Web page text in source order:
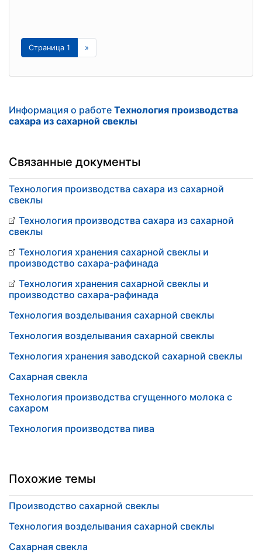
Страница 1 »
Информация о работе Технология производства
сахара из сахарной свеклы
Связанные документы
Технология производства сахара из сахарной
свеклы
Технология производства сахара из сахарной
свеклы
Технология хранения сахарной свеклы и
производство сахара-рафинада
Технология хранения сахарной свеклы и
производство сахара-рафинада
Технология возделывания сахарной свеклы
Технология возделывания сахарной свеклы
Технология хранения заводской сахарной свеклы
Сахарная свекла
Технология производства сгущенного молока с
сахаром
Технология производства пива
Похожие темы
Производство сахарной свеклы
Технология возделывания сахарной свеклы
Сахарная свекла